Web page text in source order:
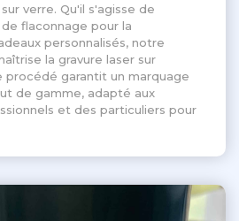
verre. Qu'il s'agisse de
flaconnage pour la
personnalisés, notre
la gravure laser sur
procédé garantit un marquage
de gamme, adapté aux
et des particuliers pour